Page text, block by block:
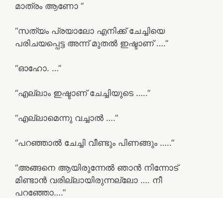
മാത്രം ആണോ ”
“സത്യം പ്രയാലോ എനിക്ക് ചേച്ചിയെ
പരിചയപ്പെട്ട അന്ന് മുതൽ ഇഷ്ടാണ് ….”
“ഓഹോ. …”
“എല്ലാം ഇഷ്ടാണ് ചേച്ചിയുടെ …..”
“എല്ലാമെന്നു വച്ചാൽ ….”
“പറഞ്ഞാൽ ചേച്ചി വീണ്ടും പിണങ്ങും …..”
“അങ്ങനെ ആയിരുന്നേൽ ഞാൻ നിന്നോട്
മിണ്ടാൻ വരില്ലായിരുന്നല്ലോ …. നീ
പറഞ്ഞോ….”